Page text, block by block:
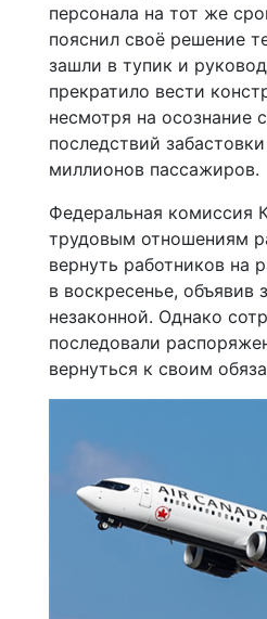
персонала на тот же
пояснил своё решение
зашли в тупик и
прекратило вести
несмотря на осознание
последствий
миллионов пассажиров.
Федеральная комиссия
трудовым отношениям
вернуть работников на
в воскресенье, объявив
незаконной. Однако
последовали
вернуться к своим